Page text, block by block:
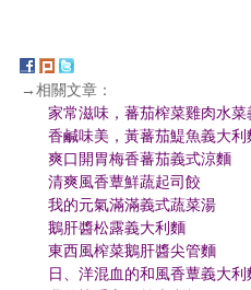
→相關文章：
家常滋味，蕃茄榨菜雞肉水
香鹹味美，黃蕃茄鯷魚義大利
爽口開胃梅香蕃茄義式涼麵
清爽風香蕈鮮蔬起司餃
我的元氣滿滿義式蔬菜湯
鵝肝醬松露義大利麵
東西風榨菜鵝肝醬尖管麵
日、洋混血的和風香蕈義大利